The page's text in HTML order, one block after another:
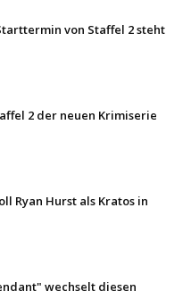
von Staffel 2 steht
2 der neuen Krimiserie
Ryan Hurst als Kratos in
wechselt diesen